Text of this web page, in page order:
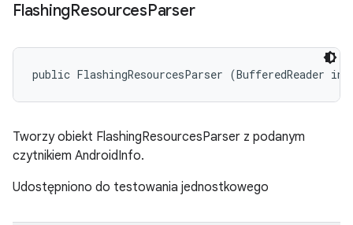
FlashingResourcesParser
public FlashingResourcesParser (BufferedReader
Tworzy obiekt FlashingResourcesParser z podanym
czytnikiem AndroidInfo.
Udostępniono do testowania jednostkowego